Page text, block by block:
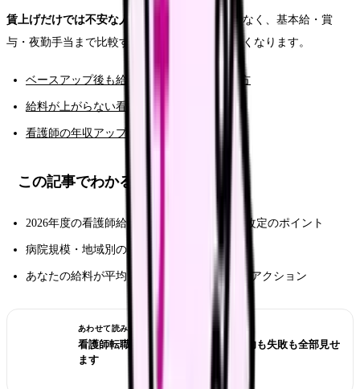
賃上げだけでは不安な人へ：
手当の増額だけでなく、基本給・賞
与・夜勤手当まで比較すると転職判断がしやすくなります。
ベースアップ後も給料が低い病院の見分け方
給料が上がらない看護師の転職判断基準
看護師の年収アップ転職ガイド
この記事でわかること
2026年度の看護師給与に影響する3つの制度改定のポイント
病院規模・地域別の具体的な賃上げ額データ
あなたの給料が平均より低い場合に取るべきアクション
あわせて読みたい
看護師転職のリアル体験談12選｜成功も失敗も全部見せ
ます